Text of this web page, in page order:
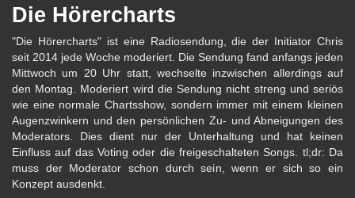
Die Hörercharts
"Die Hörercharts" ist eine Radiosendung, die der Initiator Chris
seit 2014 jede Woche moderiert. Die Sendung fand anfangs jeden
Mittwoch um 20 Uhr statt, wechselte inzwischen allerdings auf
den Montag. Moderiert wird die Sendung nicht streng und seriös
wie eine normale Chartsshow, sondern immer mit einem kleinen
Augenzwinkern und den persönlichen Zu- und Abneigungen des
Moderators. Dies dient nur der Unterhaltung und hat keinen
Einfluss auf das Voting oder die freigeschalteten Songs. tl;dr: Da
muss der Moderator schon durch sein, wenn er sich so ein
Konzept ausdenkt.